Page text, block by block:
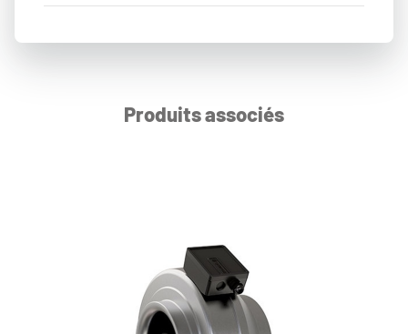
Produits associés